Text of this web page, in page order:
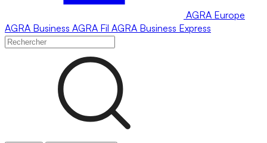
AGRA Europe
AGRA Business AGRA Fil AGRA Business Express